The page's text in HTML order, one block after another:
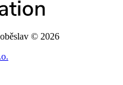
© 2026